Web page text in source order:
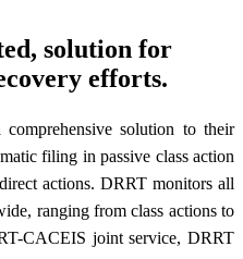
solution for
efforts.
solution to their
filing in passive class action
actions. DRRT monitors all
ranging from class actions to
CACEIS joint service, DRRT